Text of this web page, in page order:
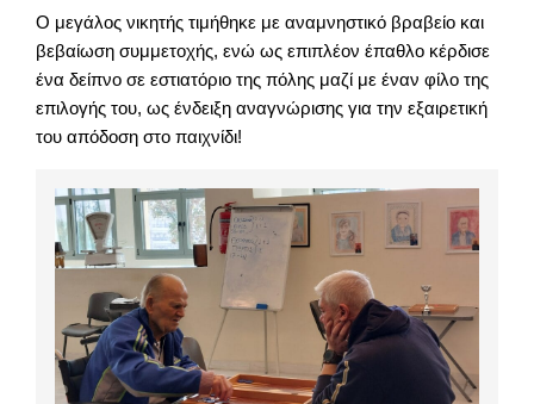
Ο μεγάλος νικητής τιμήθηκε με αναμνηστικό βραβείο και
βεβαίωση συμμετοχής, ενώ ως επιπλέον έπαθλο κέρδισε
ένα δείπνο σε εστιατόριο της πόλης μαζί με έναν φίλο της
επιλογής του, ως ένδειξη αναγνώρισης για την εξαιρετική
του απόδοση στο παιχνίδι!